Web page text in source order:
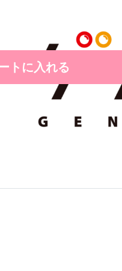
トに入れる